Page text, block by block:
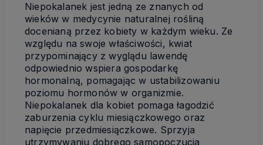
Niepokalanek jest jedną ze znanych od
wieków w medycynie naturalnej rośliną
docenianą przez kobiety w każdym wieku. Ze
względu na swoje właściwości, kwiat
przypominający z wyglądu lawendę
odpowiednio wspiera gospodarkę
hormonalną, pomagając w ustabilizowaniu
poziomu hormonów w organizmie.
Niepokalanek dla kobiet pomaga łagodzić
zaburzenia cyklu miesiączkowego oraz
napięcie przedmiesiączkowe. Sprzyja
utrzymywaniu dobrego samopoczucia